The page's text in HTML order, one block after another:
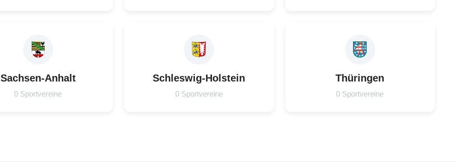
Sachsen-Anhalt
0 Sportvereine
Schleswig-Holstein
0 Sportvereine
Thüringen
0 Sportvereine